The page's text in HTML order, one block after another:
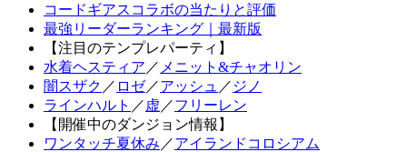
コードギアスコラボの当たりと評価
最強リーダーランキング｜最新版
【注目のテンプレパーティ】
水着ヘスティア ／ メニット&チャオリン
闇スザク ／ ロゼ／アッシュ ／ ジノ
ラインハルト ／ 虚 ／フリーレン
【開催中のダンジョン情報】
ワンタッチ夏休み ／アイランドコロシアム